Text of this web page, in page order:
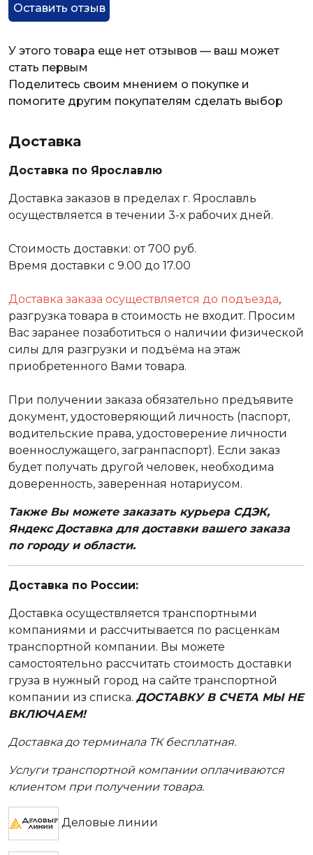
Оставить отзыв
У этого товара еще нет отзывов — ваш может
стать первым
Поделитесь своим мнением о покупке и
помогите другим покупателям сделать выбор
Доставка
Доставка по Ярославлю
Доставка заказов в пределах г. Ярославль
осуществляется в течении 3-х рабочих дней.
Стоимость доставки: от 700 руб.
Время доставки с 9.00 до 17.00
Доставка заказа осуществляется до подъезда,
разгрузка товара в стоимость не входит. Просим
Вас заранее позаботиться о наличии физической
силы для разгрузки и подъёма на этаж
приобретенного Вами товара.
При получении заказа обязательно предъявите
документ, удостоверяющий личность (паспорт,
водительские права, удостоверение личности
военнослужащего, загранпаспорт). Если заказ
будет получать другой человек, необходима
доверенность, заверенная нотариусом.
Также Вы можете заказать курьера СДЭК,
Яндекс Доставка для доставки вашего заказа
по городу и области.
Доставка по России:
Доставка осуществляется транспортными
компаниями и рассчитывается по расценкам
транспортной компании. Вы можете
самостоятельно рассчитать стоимость доставки
груза в нужный город на сайте транспортной
компании из списка. ДОСТАВКУ В СЧЕТА МЫ НЕ
ВКЛЮЧАЕМ!
Доставка до терминала ТК бесплатная.
Услуги транспортной компании оплачиваются
клиентом при получении товара.
Деловые линии